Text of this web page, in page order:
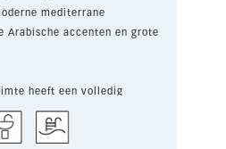
mediterrane
Arabische accenten en grote
heeft een volledig